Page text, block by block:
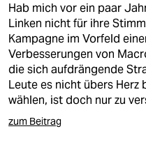
Hab mich vor ein paar
Linken nicht für ihre
Kampagne im Vorfeld
Verbesserungen von
die sich aufdrängende
Leute es nicht übers Herz
wählen, ist doch nur zu
zum Beitrag